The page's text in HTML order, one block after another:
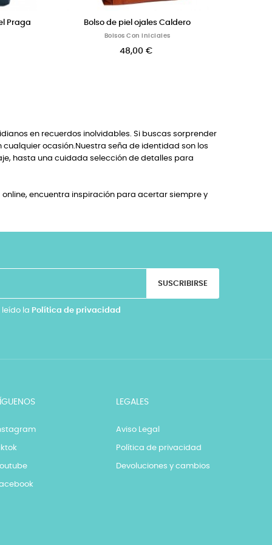
con dos cadenas e iniciales Correa colorida para
en recuerdos inolvidables. Si buscas sorprender
ocasión.Nuestra seña de identidad son los
hasta una cuidada selección de detalles para
encuentra inspiración para acertar siempre y
SUSCRIBIRSE
la Política de privacidad
LEGALES
Aviso Legal
Política de privacidad
Devoluciones y cambios